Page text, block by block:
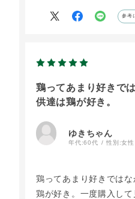
参考
鶏ってあまり好きで
供達は鶏が好き。
ゆきちゃん
年代:60代 性別:女性
鶏ってあまり好きでは
鶏が好き。一度購入し